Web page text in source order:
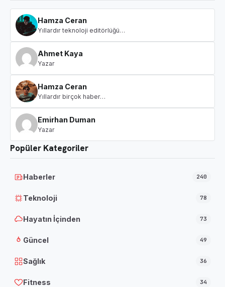
Hamza Ceran
Yıllardır teknoloji editörlüğü…
Ahmet Kaya
Yazar
Hamza Ceran
Yıllardır birçok haber…
Emirhan Duman
Yazar
Popüler Kategoriler
Haberler 240
Teknoloji 78
Hayatın İçinden 73
Güncel 49
Sağlık 36
Fitness 34